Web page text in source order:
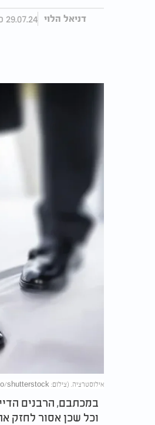
דניאל הלוי 29.07.24 כ"ג תמוז התשפ"ד, עודכן 11:04 07.10.24
אילוסטרציה. (צילום: Wedding event stock photo/shutterstock)
במכתבם, הרבנים
וכל שכן אסור לחזק